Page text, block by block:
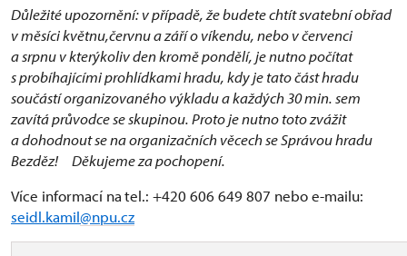
Důležité upozornění: v případě, že budete chtít svatební obřad
v měsíci květnu,červnu a září o víkendu, nebo v červenci
a srpnu v kterýkoliv den kromě pondělí, je nutno počítat
s probíhajícími prohlídkami hradu, kdy je tato část hradu
součástí organizovaného výkladu a každých 30 min. sem
zavítá průvodce se skupinou. Proto je nutno toto zvážit
a dohodnout se na organizačních věcech se Správou hradu
Bezděz! Děkujeme za pochopení.
Více informací natel.: +420 606 649 807 nebo e-mailu:
seidl.kamil@npu.cz